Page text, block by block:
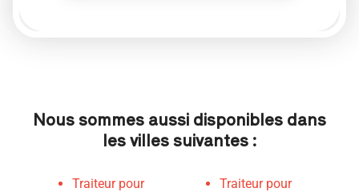
Nous sommes aussi disponibles dans
les villes suivantes :
Traiteur pour
Traiteur pour